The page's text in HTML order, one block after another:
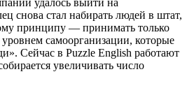
удалось выйти на
снова стал набирать людей в штат,
принципу — принимать только
самоорганизации, которые
Сейчас в Puzzle English работают
увеличивать число